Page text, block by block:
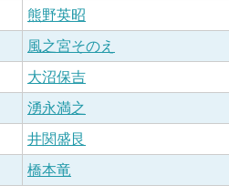
熊野英昭
風之宮そのえ
大沼保吉
湧永満之
井関盛艮
橋本竜